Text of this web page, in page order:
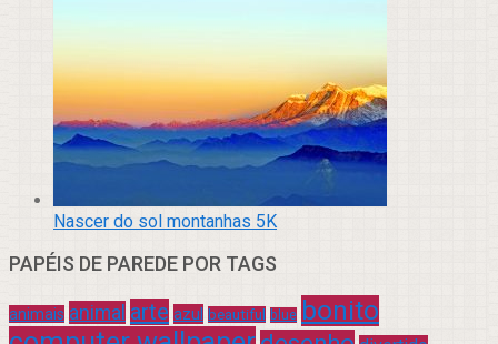
Nascer do sol montanhas 5K
PAPÉIS DE PAREDE POR TAGS
animais animal arte azul beautiful blue bonito